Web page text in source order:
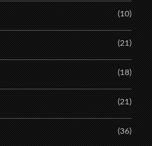
(10)
(21)
(18)
(21)
(36)